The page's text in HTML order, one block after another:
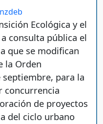
Ecológica y el
consulta pública el
que se modifican
la Orden
para la
concurrencia
de proyectos
del ciclo urbano